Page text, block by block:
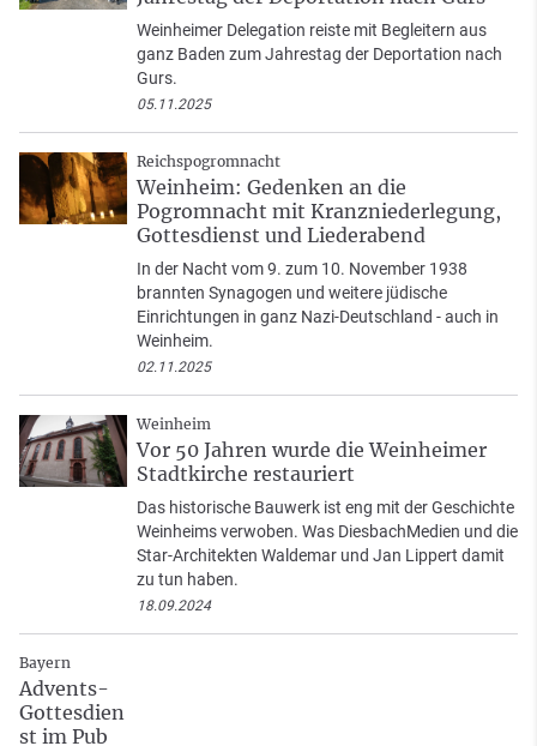
Weinheimer Delegation reiste mit Begleitern aus
ganz Baden zum Jahrestag der Deportation nach
Gurs.
05.11.2025
Reichspogromnacht
Weinheim: Gedenken an die
Pogromnacht mit Kranzniederlegung,
Gottesdienst und Liederabend
In der Nacht vom 9. zum 10. November 1938
brannten Synagogen und weitere jüdische
Einrichtungen in ganz Nazi-Deutschland - auch in
Weinheim.
02.11.2025
Weinheim
Vor 50 Jahren wurde die Weinheimer
Stadtkirche restauriert
Das historische Bauwerk ist eng mit der Geschichte
Weinheims verwoben. Was DiesbachMedien und die
Star-Architekten Waldemar und Jan Lippert damit
zu tun haben.
18.09.2024
Bayern
Advents-
Gottesdien
st im Pub